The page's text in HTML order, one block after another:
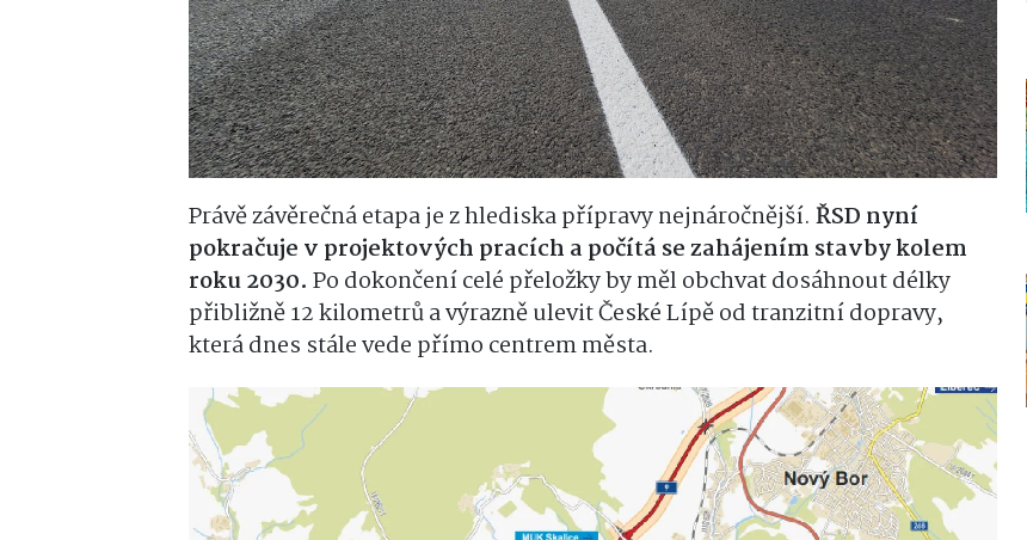
Právě závěrečná etapa je z hlediska přípravy nejnáročnější. ŘSD nyní
pokračuje v projektových pracích a počítá se zahájením stavby kolem
roku 2030. Po dokončení celé přeložky by měl obchvat dosáhnout délky
přibližně 12 kilometrů a výrazně ulevit České Lípě od tranzitní dopravy,
která dnes stále vede přímo centrem města.